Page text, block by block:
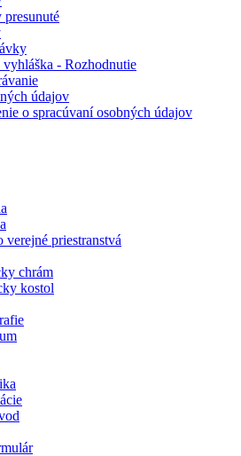
vyhláška - Rozhodnutie
údajov
o spracúvaní osobných údajov
verejné priestranstvá
chrám
kostol